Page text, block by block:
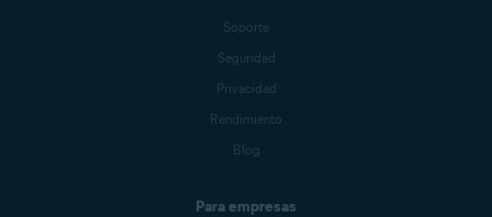
Soporte
Seguridad
Privacidad
Rendimiento
Blog
Para empresas